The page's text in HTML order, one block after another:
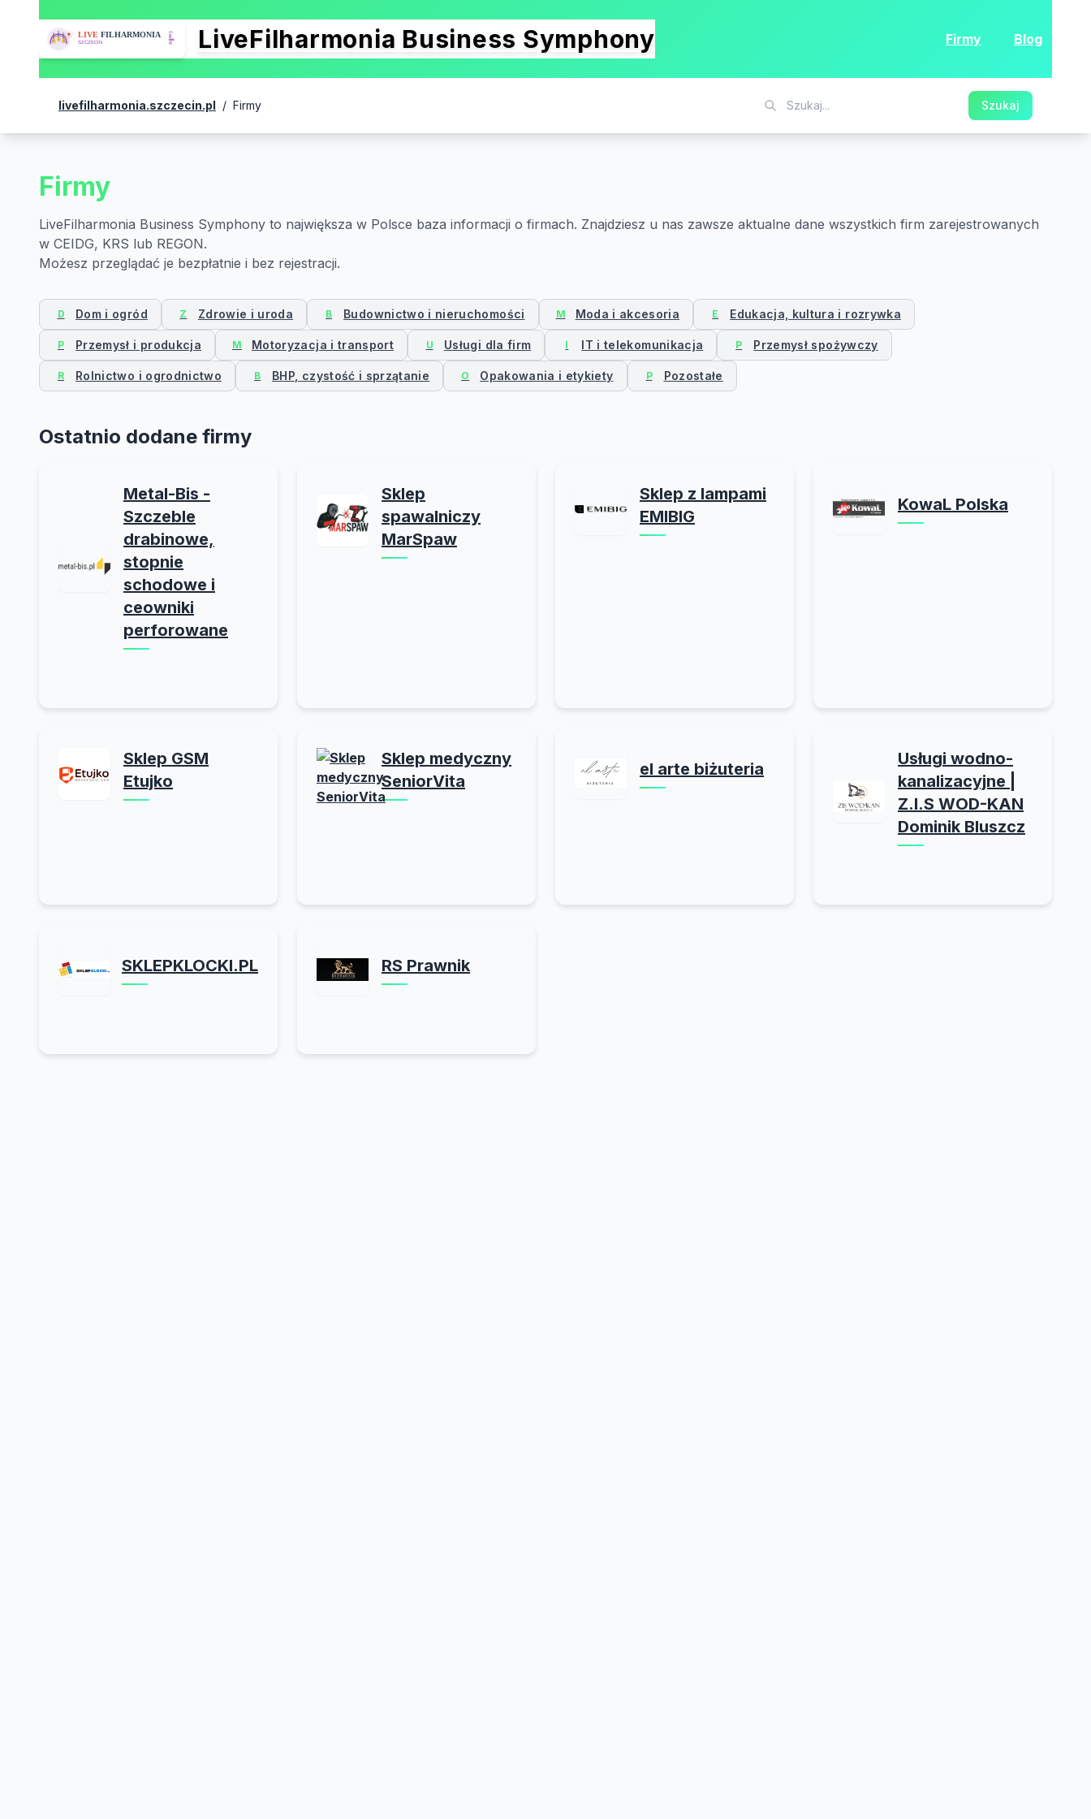
LiveFilharmonia Business Symphony Firmy Blog
livefilharmonia.szczecin.pl / Firmy Szukaj
Firmy
LiveFilharmonia Business Symphony to największa w Polsce baza informacji o firmach. Znajdziesz u nas zawsze aktualne dane wszystkich firm zarejestrowanych
w CEIDG, KRS lub REGON.
Możesz przeglądać je bezpłatnie i bez rejestracji.
D Dom i ogród Z Zdrowie i uroda B Budownictwo i nieruchomości M Moda i akcesoria E Edukacja, kultura i rozrywka
P Przemysł i produkcja M Motoryzacja i transport U Usługi dla firm I IT i telekomunikacja P Przemysł spożywczy
R Rolnictwo i ogrodnictwo B BHP, czystość i sprzątanie O Opakowania i etykiety P Pozostałe
Ostatnio dodane firmy
Metal-Bis -
Szczeble
drabinowe,
stopnie
schodowe i
ceowniki
perforowane
Sklep
spawalniczy
MarSpaw
Sklep z lampami
EMIBIG
KowaL Polska
Sklep GSM
Etujko
Sklep medyczny
SeniorVita
el arte biżuteria
Usługi wodno-
kanalizacyjne |
Z.I.S WOD-KAN
Dominik Bluszcz
SKLEPKLOCKI.PL RS Prawnik